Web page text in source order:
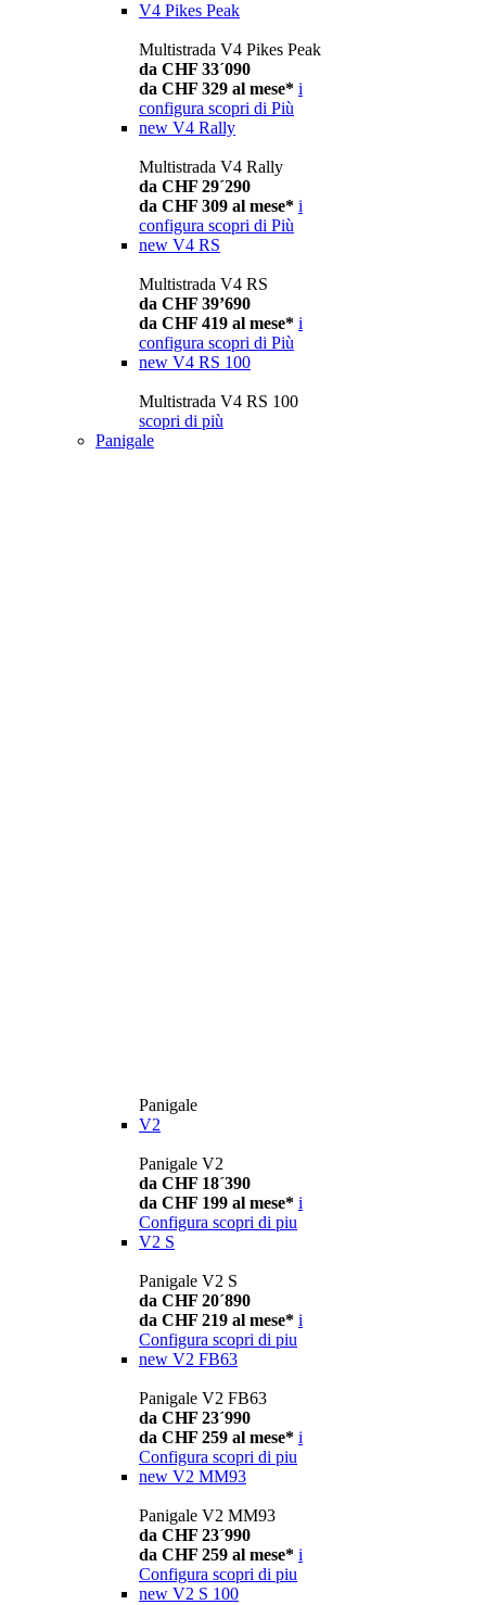
V4 Pikes Peak
Multistrada V4 Pikes Peak
da CHF 33´090
da CHF 329 al mese* i
configura scopri di Più
new V4 Rally
Multistrada V4 Rally
da CHF 29´290
da CHF 309 al mese* i
configura scopri di Più
new V4 RS
Multistrada V4 RS
da CHF 39’690
da CHF 419 al mese* i
configura scopri di Più
new V4 RS 100
Multistrada V4 RS 100
scopri di più
Panigale
Panigale
V2
Panigale V2
da CHF 18´390
da CHF 199 al mese* i
Configura scopri di piu
V2 S
Panigale V2 S
da CHF 20´890
da CHF 219 al mese* i
Configura scopri di piu
new V2 FB63
Panigale V2 FB63
da CHF 23´990
da CHF 259 al mese* i
Configura scopri di piu
new V2 MM93
Panigale V2 MM93
da CHF 23´990
da CHF 259 al mese* i
Configura scopri di piu
new V2 S 100